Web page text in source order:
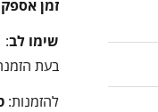
זמן
שימו לב:
בעת
להזמנות: